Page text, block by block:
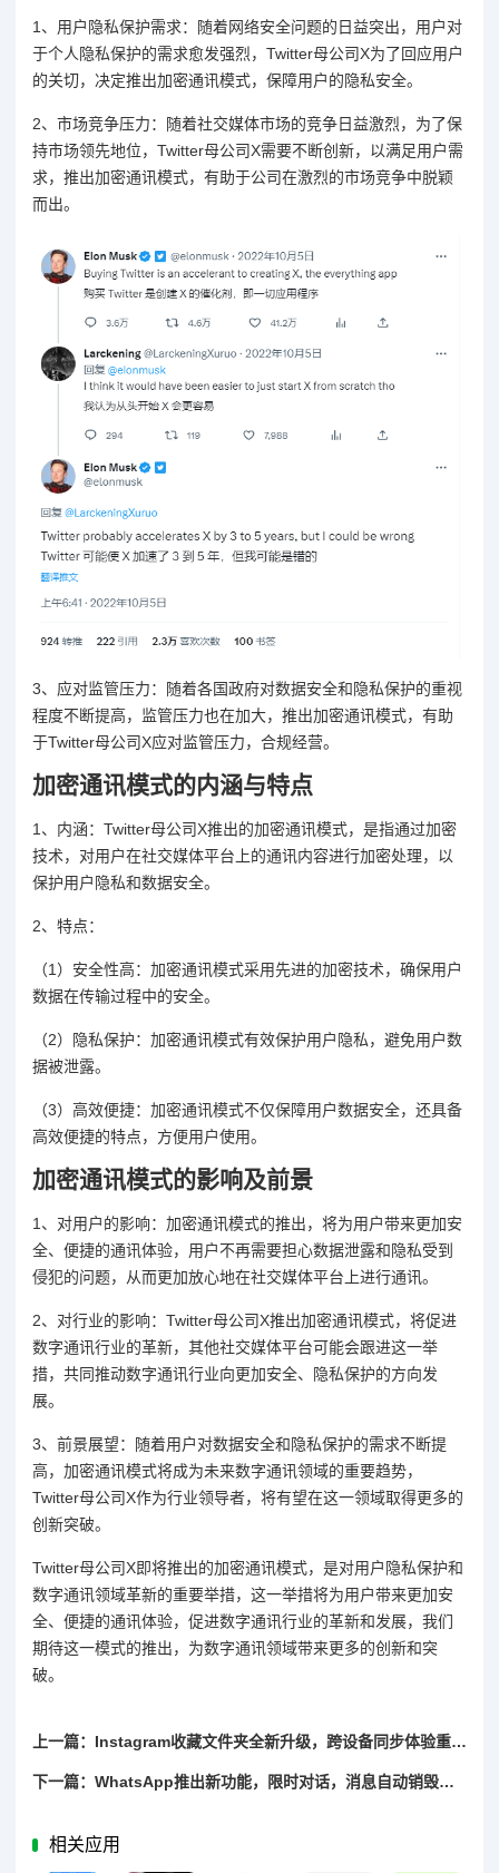
1、用户隐私保护需求：随着网络安全问题的日益突出，用户对
于个人隐私保护的需求愈发强烈，Twitter母公司X为了回应用户
的关切，决定推出加密通讯模式，保障用户的隐私安全。
2、市场竞争压力：随着社交媒体市场的竞争日益激烈，为了保
持市场领先地位，Twitter母公司X需要不断创新，以满足用户需
求，推出加密通讯模式，有助于公司在激烈的市场竞争中脱颖
而出。
3、应对监管压力：随着各国政府对数据安全和隐私保护的重视
程度不断提高，监管压力也在加大，推出加密通讯模式，有助
于Twitter母公司X应对监管压力，合规经营。
加密通讯模式的内涵与特点
1、内涵：Twitter母公司X推出的加密通讯模式，是指通过加密
技术，对用户在社交媒体平台上的通讯内容进行加密处理，以
保护用户隐私和数据安全。
2、特点：
（1）安全性高：加密通讯模式采用先进的加密技术，确保用户
数据在传输过程中的安全。
（2）隐私保护：加密通讯模式有效保护用户隐私，避免用户数
据被泄露。
（3）高效便捷：加密通讯模式不仅保障用户数据安全，还具备
高效便捷的特点，方便用户使用。
加密通讯模式的影响及前景
1、对用户的影响：加密通讯模式的推出，将为用户带来更加安
全、便捷的通讯体验，用户不再需要担心数据泄露和隐私受到
侵犯的问题，从而更加放心地在社交媒体平台上进行通讯。
2、对行业的影响：Twitter母公司X推出加密通讯模式，将促进
数字通讯行业的革新，其他社交媒体平台可能会跟进这一举
措，共同推动数字通讯行业向更加安全、隐私保护的方向发
展。
3、前景展望：随着用户对数据安全和隐私保护的需求不断提
高，加密通讯模式将成为未来数字通讯领域的重要趋势，
Twitter母公司X作为行业领导者，将有望在这一领域取得更多的
创新突破。
Twitter母公司X即将推出的加密通讯模式，是对用户隐私保护和
数字通讯领域革新的重要举措，这一举措将为用户带来更加安
全、便捷的通讯体验，促进数字通讯行业的革新和发展，我们
期待这一模式的推出，为数字通讯领域带来更多的创新和突
破。
上一篇：Instagram收藏文件夹全新升级，跨设备同步体验重磅来袭
下一篇：WhatsApp推出新功能，限时对话，消息自动销毁功能上线
相关应用